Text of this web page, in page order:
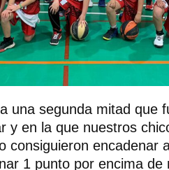
una segunda mitad que
y en la que nuestros
consiguieron encadenar
1 punto por encima de